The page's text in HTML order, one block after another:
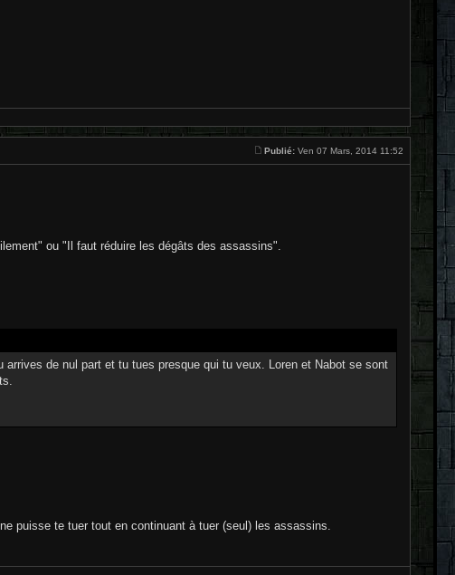
Publié: Ven 07 Mars, 2014 11:52
ou "Il faut réduire les dégâts des assassins".
de nul part et tu tues presque qui tu veux. Loren et Nabot se sont
puisse te tuer tout en continuant à tuer (seul) les assassins.